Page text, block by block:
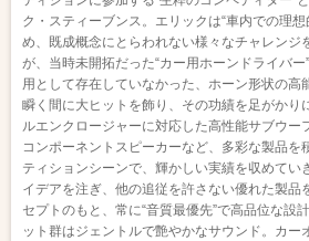
ク・スティーブンス。エリックは“車内での理
め、既成概念にとらわれない様々なチャレンジ
が、当時未開拓だった“カー用ホーンドライバ
用として存在していなかった、ホーン形状の高
瞬く間に大ヒットを飾り、その功績を足がかり
ルエンクロージャーに対応した高性能サブウー
コンポーネントスピーカーなど、多彩な製品を
ティションシーンで、輝かしい実績を収めてい
イデアを注ぎ、他の追従を許さない優れた製品
セプトのもと、常に“音質最優先”で高品位な設
ット群はジェントルで艶やかなサウンド。カー